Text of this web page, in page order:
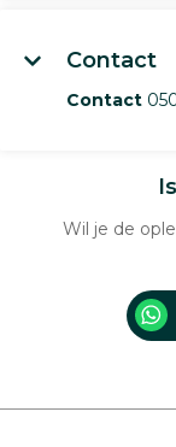
Contact
Contact
Wil je de